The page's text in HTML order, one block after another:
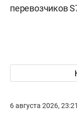
перевозчиков
6 августа 2026, 23:21